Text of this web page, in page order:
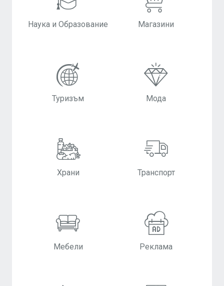
Наука и Образование Магазини
Туризъм Мода
Храни Транспорт
Мебели Реклама